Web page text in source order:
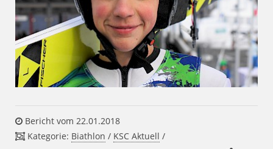
Bericht vom 22.01.2018
Kategorie: Biathlon / KSC Aktuell /